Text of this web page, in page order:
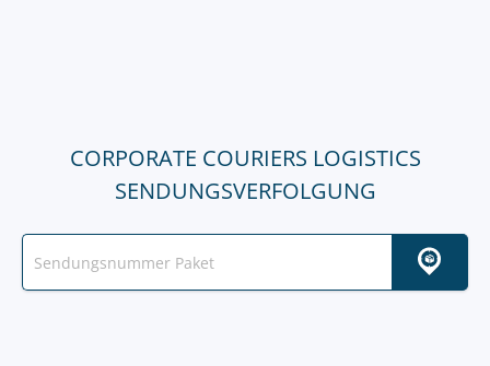
CORPORATE COURIERS LOGISTICS
SENDUNGSVERFOLGUNG